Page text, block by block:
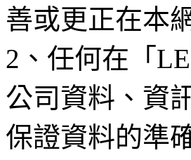
善或更正在本
2、任何在「
公司資料、資
保證資料的準